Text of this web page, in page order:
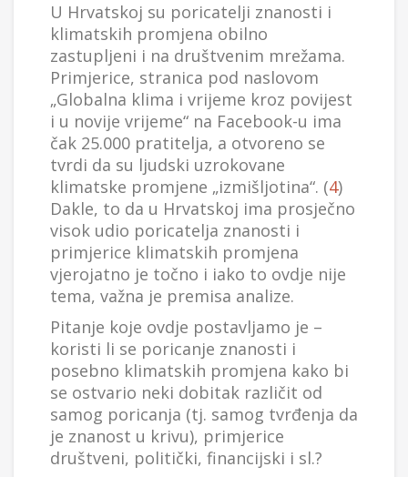
U Hrvatskoj su poricatelji znanosti i
klimatskih promjena obilno
zastupljeni i na društvenim mrežama.
Primjerice, stranica pod naslovom
„Globalna klima i vrijeme kroz povijest
i u novije vrijeme“ na Facebook-u ima
čak 25.000 pratitelja, a otvoreno se
tvrdi da su ljudski uzrokovane
klimatske promjene „izmišljotina“. (4)
Dakle, to da u Hrvatskoj ima prosječno
visok udio poricatelja znanosti i
primjerice klimatskih promjena
vjerojatno je točno i iako to ovdje nije
tema, važna je premisa analize.
Pitanje koje ovdje postavljamo je –
koristi li se poricanje znanosti i
posebno klimatskih promjena kako bi
se ostvario neki dobitak različit od
samog poricanja (tj. samog tvrđenja da
je znanost u krivu), primjerice
društveni, politički, financijski i sl.?